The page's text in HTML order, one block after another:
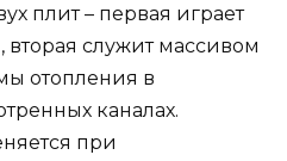
плит – первая играет
служит массивом
отопления в
каналах.
при